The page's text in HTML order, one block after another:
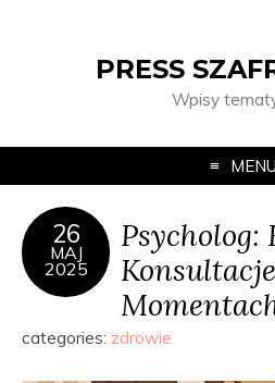
PRESS
Wpisy
MENU
26
MAJ
2025
Psycholog:
categories: zdrowie